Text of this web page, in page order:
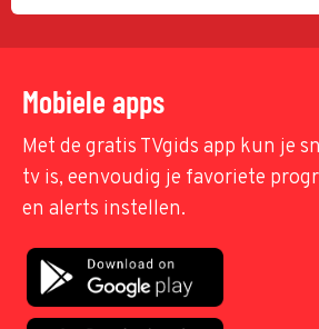
Mobiele apps
Met de gratis TVgids app kun je
tv is, eenvoudig je favoriete
en alerts instellen.